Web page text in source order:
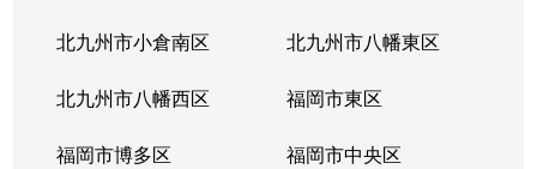
北九州市小倉南区 北九州市八幡東区
北九州市八幡西区 福岡市東区
福岡市博多区 福岡市中央区